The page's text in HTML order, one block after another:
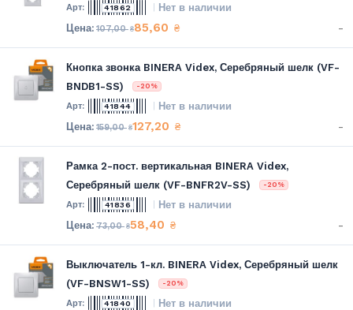
41862 Нет в наличии
107,00₴85,60 ₴ -
Кнопка звонка BINERA Videx, Серебряный шелк (VF-
BNDB1-SS)
-20%
41844 Нет в наличии
159,00₴127,20 ₴ -
Рамка 2-пост. вертикальная BINERA Videx,
Серебряный шелк (VF-BNFR2V-SS)
-20%
41836 Нет в наличии
73,00₴58,40 ₴ -
Выключатель 1-кл. BINERA Videx, Серебряный шелк
(VF-BNSW1-SS)
-20%
41840 Нет в наличии